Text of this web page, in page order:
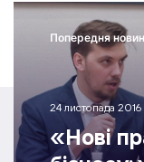
Попередня
24 листопада 2016
«Нові